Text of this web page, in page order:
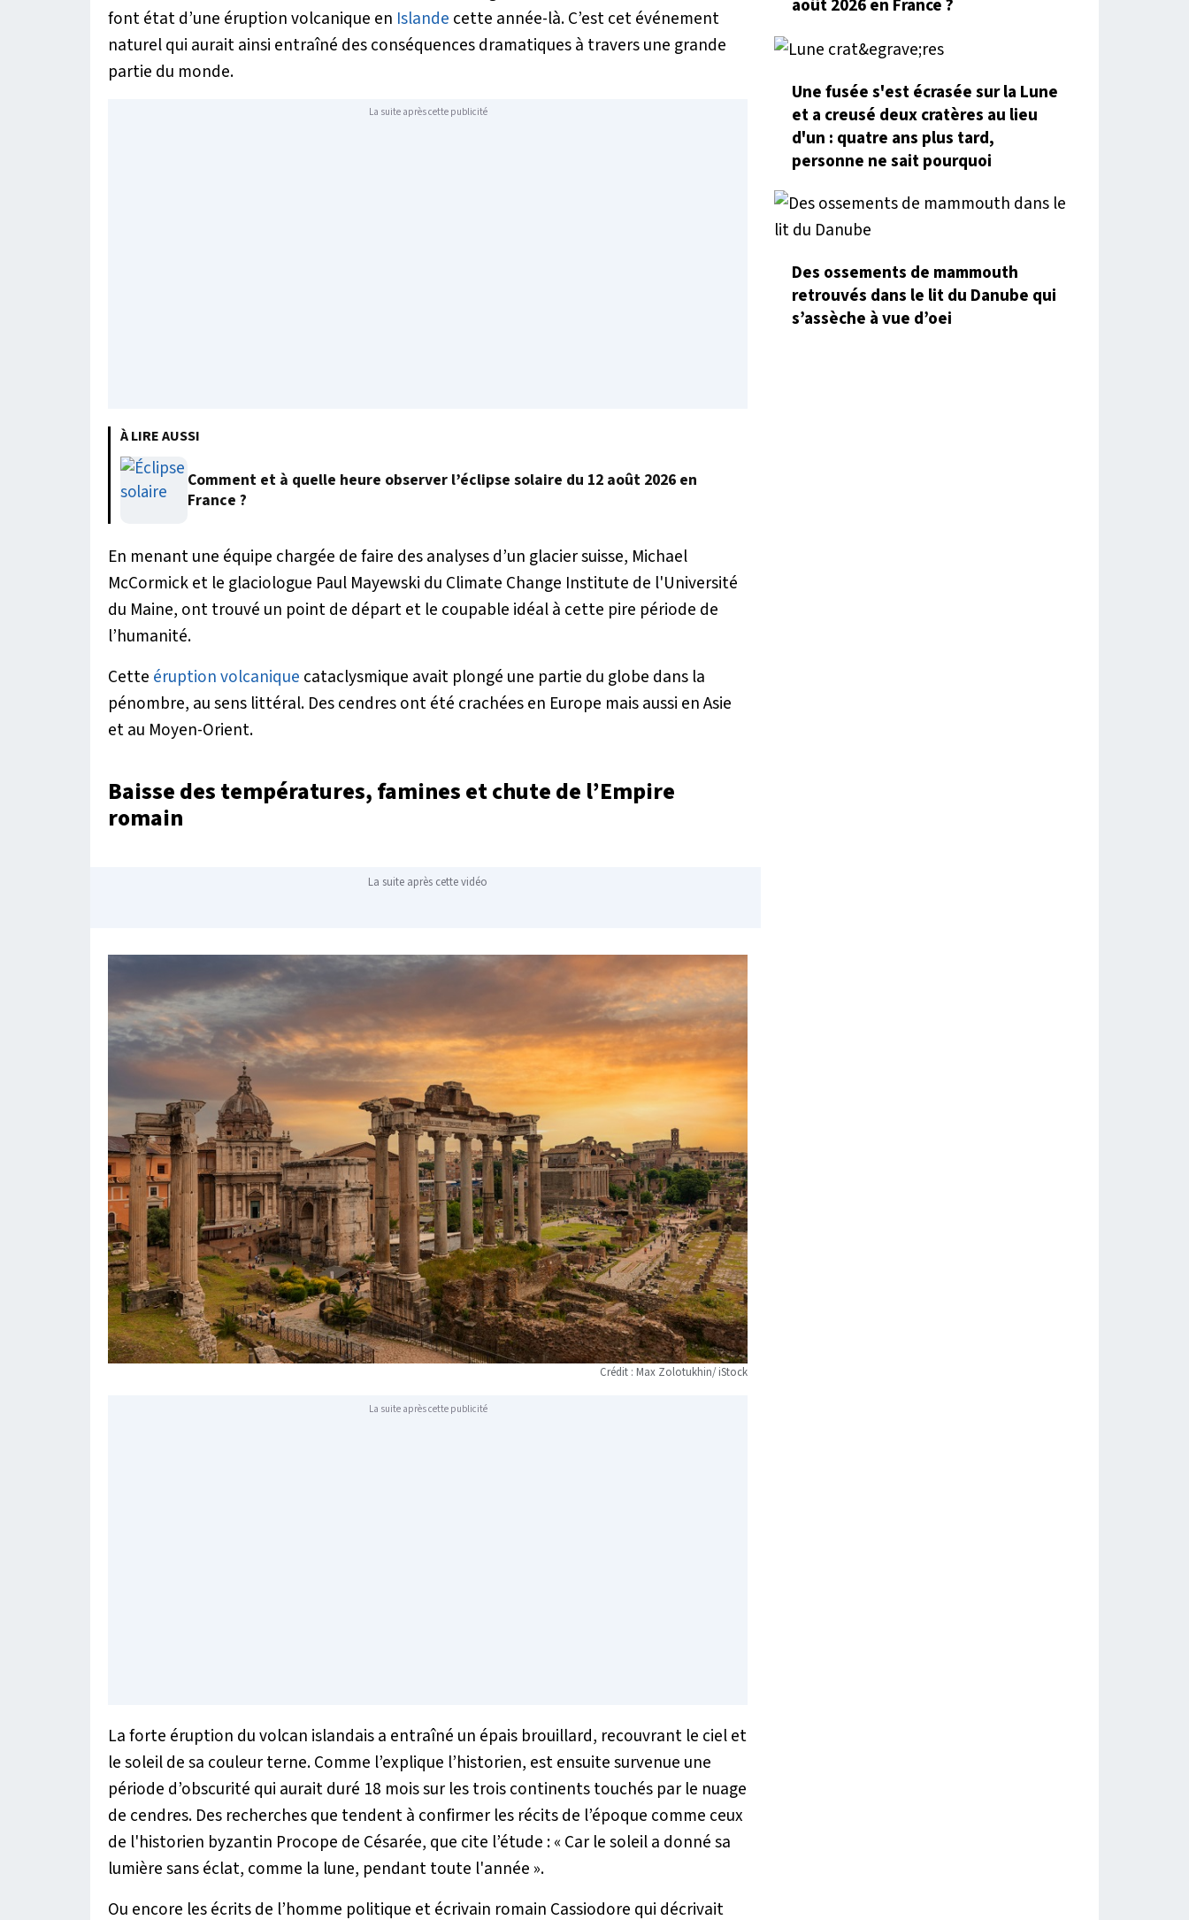
font état d’une éruption volcanique en Islande cette année-là. C’est cet événement
naturel qui aurait ainsi entraîné des conséquences dramatiques à travers une grande
partie du monde.
La suite après cette publicité
À LIRE AUSSI
Comment et à quelle heure observer l’éclipse solaire du 12 août 2026 en
France ?
En menant une équipe chargée de faire des analyses d’un glacier suisse, Michael
McCormick et le glaciologue Paul Mayewski du Climate Change Institute de l'Université
du Maine, ont trouvé un point de départ et le coupable idéal à cette pire période de
l’humanité.
Cette éruption volcanique cataclysmique avait plongé une partie du globe dans la
pénombre, au sens littéral. Des cendres ont été crachées en Europe mais aussi en Asie
et au Moyen-Orient.
Baisse des températures, famines et chute de l’Empire
romain
La suite après cette vidéo
Crédit : Max Zolotukhin/ iStock
La suite après cette publicité
La forte éruption du volcan islandais a entraîné un épais brouillard, recouvrant le ciel et
le soleil de sa couleur terne. Comme l’explique l’historien, est ensuite survenue une
période d’obscurité qui aurait duré 18 mois sur les trois continents touchés par le nuage
de cendres. Des recherches que tendent à confirmer les récits de l’époque comme ceux
de l'historien byzantin Procope de Césarée, que cite l’étude : « Car le soleil a donné sa
lumière sans éclat, comme la lune, pendant toute l'année ».
Ou encore les écrits de l’homme politique et écrivain romain Cassiodore qui décrivait
août 2026 en France ?
Une fusée s'est écrasée sur la Lune
et a creusé deux cratères au lieu
d'un : quatre ans plus tard,
personne ne sait pourquoi
Des ossements de mammouth
retrouvés dans le lit du Danube qui
s’assèche à vue d’oei